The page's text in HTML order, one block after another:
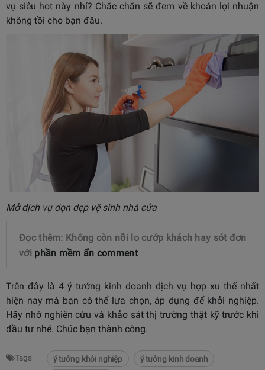
vụ siêu hot này nhỉ? Chắc chắn sẽ đem về khoản lợi nhuận
không tồi cho bạn đâu.
Mở dịch vụ dọn dẹp vệ sinh nhà cửa
Đọc thêm: Không còn nỗi lo cướp khách hay sót đơn
với phần mềm ẩn comment
Trên đây là 4 ý tưởng kinh doanh dịch vụ hợp xu thế nhất
hiện nay mà bạn có thể lựa chọn, áp dụng để khởi nghiệp.
Hãy nhớ nghiên cứu và khảo sát thị trường thật kỹ trước khi
đầu tư nhé. Chúc bạn thành công.
Tags ý tưởng khỏi nghiệp
ý tưởng kinh doanh